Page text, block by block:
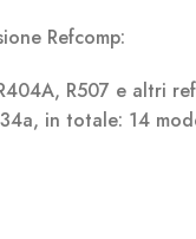
Refcomp:
R507 e altri
in totale: 14